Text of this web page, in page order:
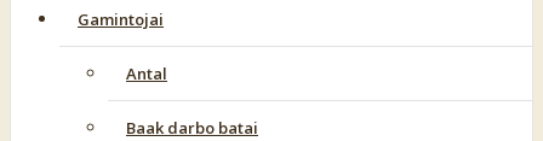
Gamintojai
Antal
Baak darbo batai